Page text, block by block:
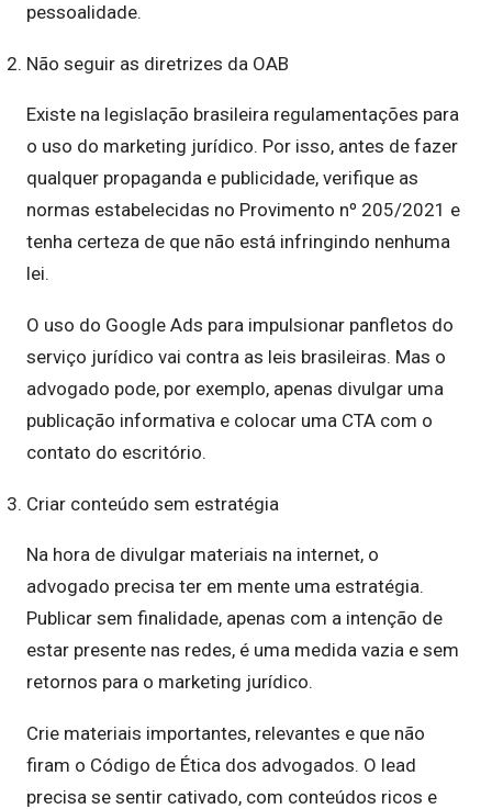
pessoalidade.
Não seguir as diretrizes da OAB
Existe na legislação brasileira regulamentações para
o uso do marketing jurídico. Por isso, antes de fazer
qualquer propaganda e publicidade, verifique as
normas estabelecidas no Provimento nº 205/2021 e
tenha certeza de que não está infringindo nenhuma
lei.
O uso do Google Ads para impulsionar panfletos do
serviço jurídico vai contra as leis brasileiras. Mas o
advogado pode, por exemplo, apenas divulgar uma
publicação informativa e colocar uma CTA com o
contato do escritório.
Criar conteúdo sem estratégia
Na hora de divulgar materiais na internet, o
advogado precisa ter em mente uma estratégia.
Publicar sem finalidade, apenas com a intenção de
estar presente nas redes, é uma medida vazia e sem
retornos para o marketing jurídico.
Crie materiais importantes, relevantes e que não
firam o Código de Ética dos advogados. O lead
precisa se sentir cativado, com conteúdos ricos e